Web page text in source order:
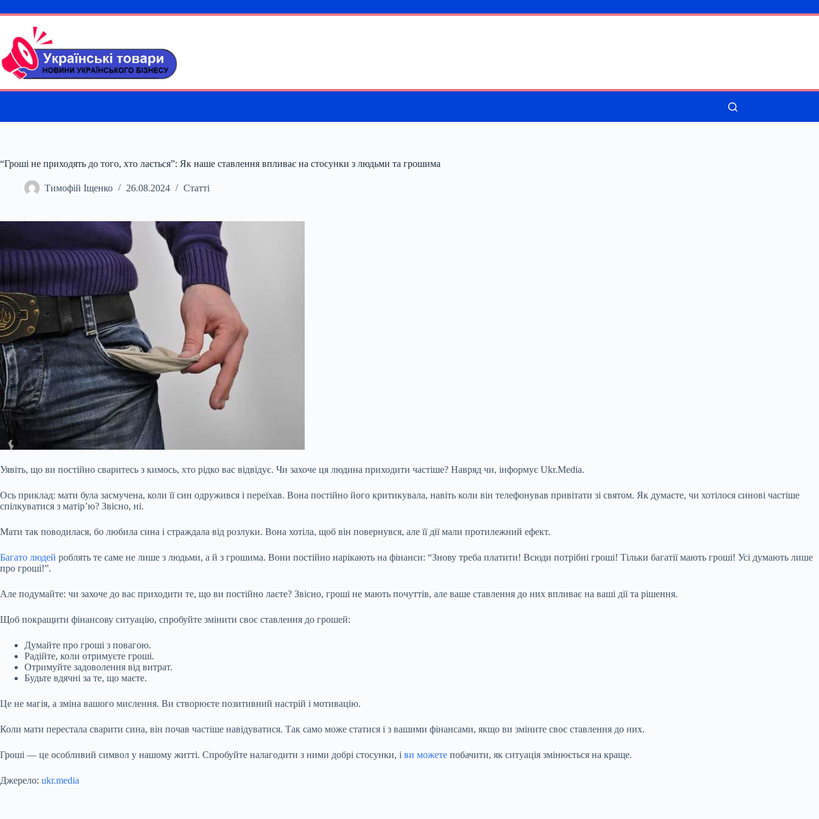
до
“Гроші не приходять до того, хто лається”: Як наше ставлення впливає на стосунки з людьми та грошима
Тимофій Іщенко 26.08.2024 Статті
Уявіть, що ви постійно сваритесь з кимось, хто рідко вас відвідує. Чи захоче ця людина приходити частіше? Навряд чи, інформує Ukr.Media.
Ось приклад: мати була засмучена, коли її син одружився і переїхав. Вона постійно його критикувала, навіть коли він телефонував привітати зі святом. Як думаєте, чи хотілося синові частіше
спілкуватися з матір’ю? Звісно, ні.
Мати так поводилася, бо любила сина і страждала від розлуки. Вона хотіла, щоб він повернувся, але її дії мали протилежний ефект.
Багато людей роблять те саме не лише з людьми, а й з грошима. Вони постійно нарікають на фінанси: “Знову треба платити! Всюди потрібні гроші! Тільки багатії мають гроші! Усі думають лише
про гроші!”.
Але подумайте: чи захоче до вас приходити те, що ви постійно лаєте? Звісно, гроші не мають почуттів, але ваше ставлення до них впливає на ваші дії та рішення.
Щоб покращити фінансову ситуацію, спробуйте змінити своє ставлення до грошей:
Думайте про гроші з повагою.
Радійте, коли отримуєте гроші.
Отримуйте задоволення від витрат.
Будьте вдячні за те, що маєте.
Це не магія, а зміна вашого мислення. Ви створюєте позитивний настрій і мотивацію.
Коли мати перестала сварити сина, він почав частіше навідуватися. Так само може статися і з вашими фінансами, якщо ви зміните своє ставлення до них.
Гроші — це особливий символ у нашому житті. Спробуйте налагодити з ними добрі стосунки, і ви можете побачити, як ситуація змінюється на краще.
Джерело: ukr.media